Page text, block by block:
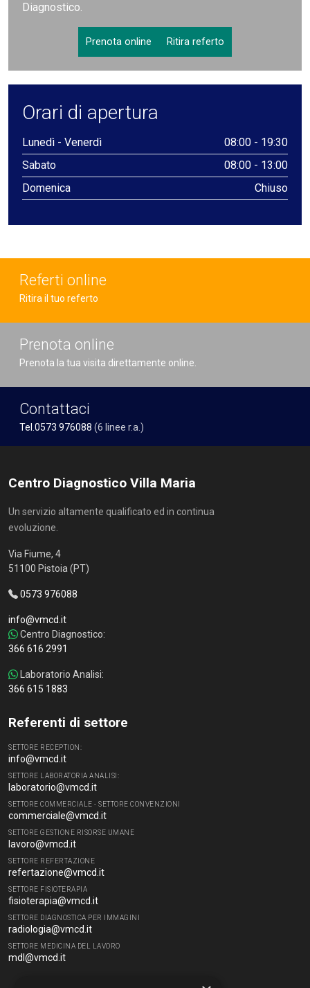
Diagnostico.
Prenota online Ritira referto
Orari di apertura
Lunedì - Venerdì
08:00 - 19:30
Sabato
08:00 - 13:00
Domenica
Chiuso
Referti online
Ritira il tuo referto
Prenota online
Prenota la tua visita direttamente online.
Contattaci
Tel.0573 976088 (6 linee r.a.)
Centro Diagnostico Villa Maria
Un servizio altamente qualificato ed in continua
evoluzione.
Via Fiume, 4
51100 Pistoia (PT)
0573 976088
info@vmcd.it
Centro Diagnostico:
366 616 2991
Laboratorio Analisi:
366 615 1883
Referenti di settore
SETTORE RECEPTION:
info@vmcd.it
SETTORE LABORATORIA ANALISI:
laboratorio@vmcd.it
SETTORE COMMERCIALE - SETTORE CONVENZIONI
commerciale@vmcd.it
SETTORE GESTIONE RISORSE UMANE
lavoro@vmcd.it
SETTORE REFERTAZIONE
refertazione@vmcd.it
SETTORE FISIOTERAPIA
fisioterapia@vmcd.it
SETTORE DIAGNOSTICA PER IMMAGINI
radiologia@vmcd.it
SETTORE MEDICINA DEL LAVORO
mdl@vmcd.it